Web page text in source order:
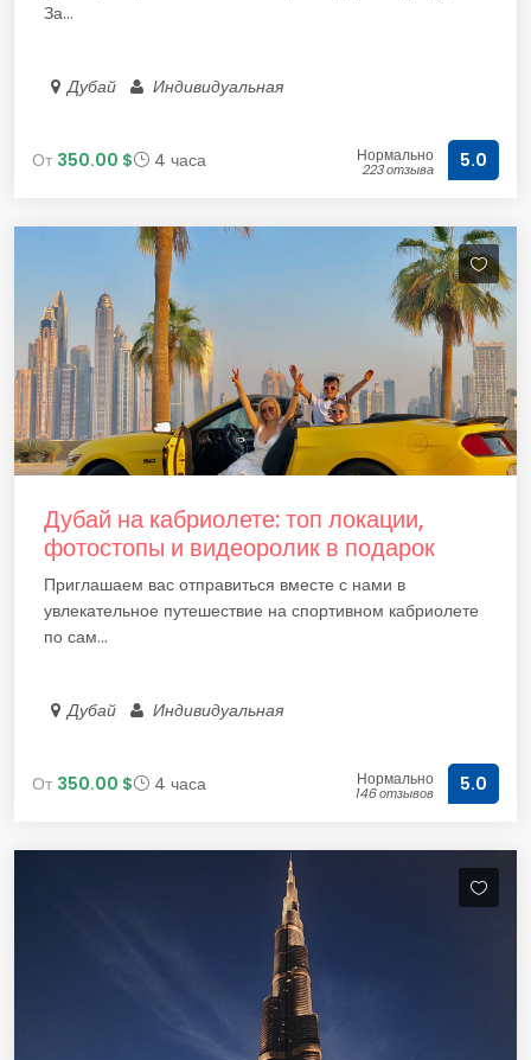
За...
Дубай Индивидуальная
От 350.00 $ 4 часа Нормально
223 отзыва 5.0
Дубай на кабриолете: топ локации,
фотостопы и видеоролик в подарок
Приглашаем вас отправиться вместе с нами в
увлекательное путешествие на спортивном кабриолете
по сам...
Дубай Индивидуальная
От 350.00 $ 4 часа Нормально
146 отзывов 5.0